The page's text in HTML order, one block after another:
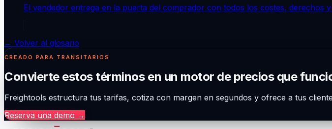
El vendedor entrega en la puerta del comprador con todos los costes, derechos
← Volver al glosario
CREADO PARA TRANSITARIOS
Convierte estos términos en un motor de precios que
Freightools estructura tus tarifas, cotiza con margen en segundos y ofrece a tus
Reserva una demo →